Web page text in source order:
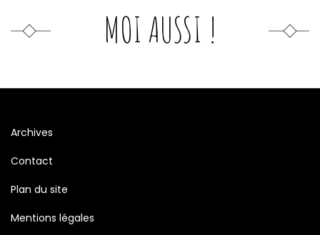
MOI AUSSI !
Archives
Contact
Plan du site
Mentions légales